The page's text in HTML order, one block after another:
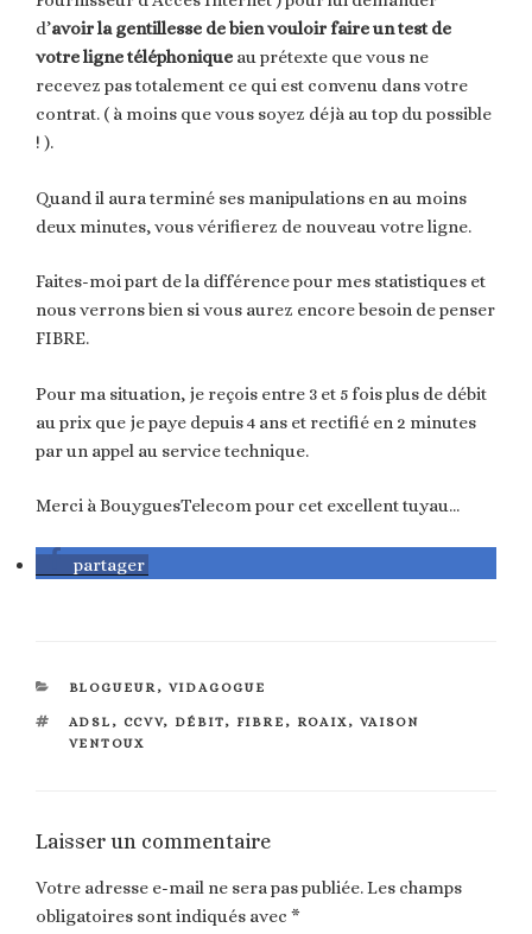
d’avoir la gentillesse de bien vouloir faire un test de
votre ligne téléphonique au prétexte que vous ne
recevez pas totalement ce qui est convenu dans votre
contrat. ( à moins que vous soyez déjà au top du possible
! ).
Quand il aura terminé ses manipulations en au moins
deux minutes, vous vérifierez de nouveau votre ligne.
Faites-moi part de la différence pour mes statistiques et
nous verrons bien si vous aurez encore besoin de penser
FIBRE.
Pour ma situation, je reçois entre 3 et 5 fois plus de débit
au prix que je paye depuis 4 ans et rectifié en 2 minutes
par un appel au service technique.
Merci à BouyguesTelecom pour cet excellent tuyau…
partager
CATÉGORIES
BLOGUEUR, VIDAGOGUE
ÉTIQUETTES
ADSL , CCVV, DÉBIT, FIBRE , ROAIX, VAISON
VENTOUX
Laisser un commentaire
Votre adresse e-mail ne sera pas publiée.Les champs
obligatoires sont indiqués avec *